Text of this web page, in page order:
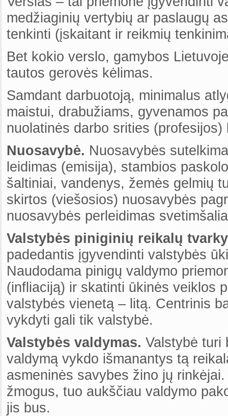
medžiaginių vertybių ar paslaugų
tenkinti (įskaitant ir reikmių
Bet kokio verslo, gamybos
tautos gerovės kėlimas.
Samdant darbuotoją, minimalus
maistui, drabužiams, gyvenamos
nuolatinės darbo srities
Nuosavybė. Nuosavybės
leidimas (emisija), stambios
šaltiniai, vandenys, žemės gelmių
skirtos (viešosios) nuosavybės
nuosavybės perleidimas
Valstybės piniginių reikalų
padedantis įgyvendinti valstybės
Naudodama pinigų valdymo
(infliaciją) ir skatinti ūkinės veiklos
valstybės vienetą – litą. Centrinis
vykdyti gali tik valstybė.
Valstybės valdymas. Valstybė turi
valdymą vykdo išmanantys tą
asmeninės savybes žino jų
žmogus, tuo aukščiau valdymo
jis bus.